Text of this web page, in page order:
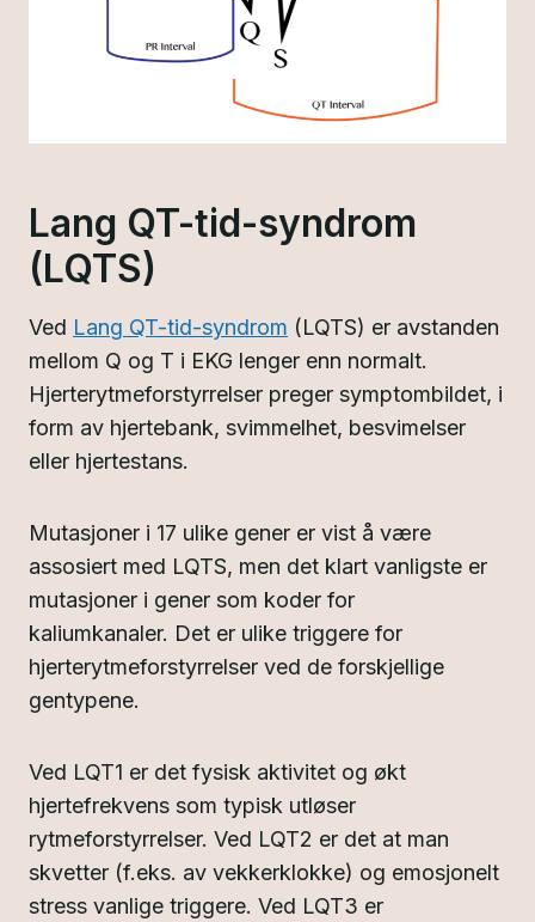
Lang QT-tid-syndrom
(LQTS)
Ved Lang QT-tid-syndrom (LQTS) er avstanden
mellom Q og T i EKG lenger enn normalt.
Hjerterytmeforstyrrelser preger symptombildet, i
form av hjertebank, svimmelhet, besvimelser
eller hjertestans.
Mutasjoner i 17 ulike gener er vist å være
assosiert med LQTS, men det klart vanligste er
mutasjoner i gener som koder for
kaliumkanaler. Det er ulike triggere for
hjerterytmeforstyrrelser ved de forskjellige
gentypene.
Ved LQT1 er det fysisk aktivitet og økt
hjertefrekvens som typisk utløser
rytmeforstyrrelser. Ved LQT2 er det at man
skvetter (f.eks. av vekkerklokke) og emosjonelt
stress vanlige triggere. Ved LQT3 er